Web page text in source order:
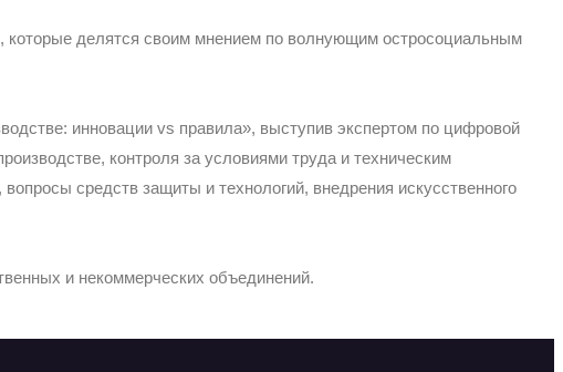
которые делятся своим мнением по волнующим остросоциальным
инновации vs правила», выступив экспертом по цифровой
контроля за условиями труда и техническим
средств защиты и технологий, внедрения искусственного
и некоммерческих объединений.